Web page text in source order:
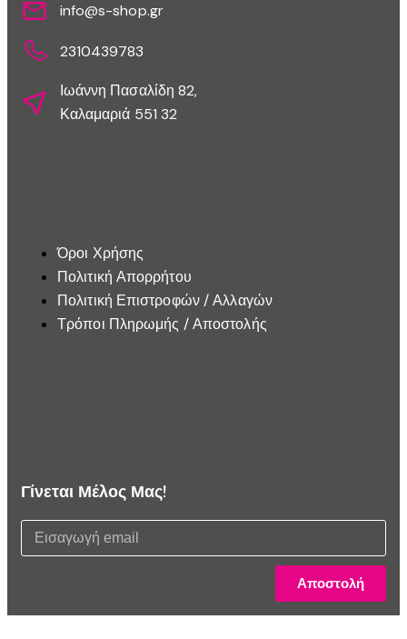
info@s-shop.gr
2310439783
Ιωάννη Πασαλίδη 82,
Καλαμαριά 551 32
Όροι Χρήσης
Πολιτική Απορρήτου
Πολιτική Επιστροφών / Αλλαγών
Τρόποι Πληρωμής / Αποστολής
Γίνεται Μέλος Μας!
Αποστολή